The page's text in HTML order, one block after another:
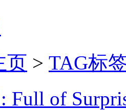
页 > TAG标
Full of